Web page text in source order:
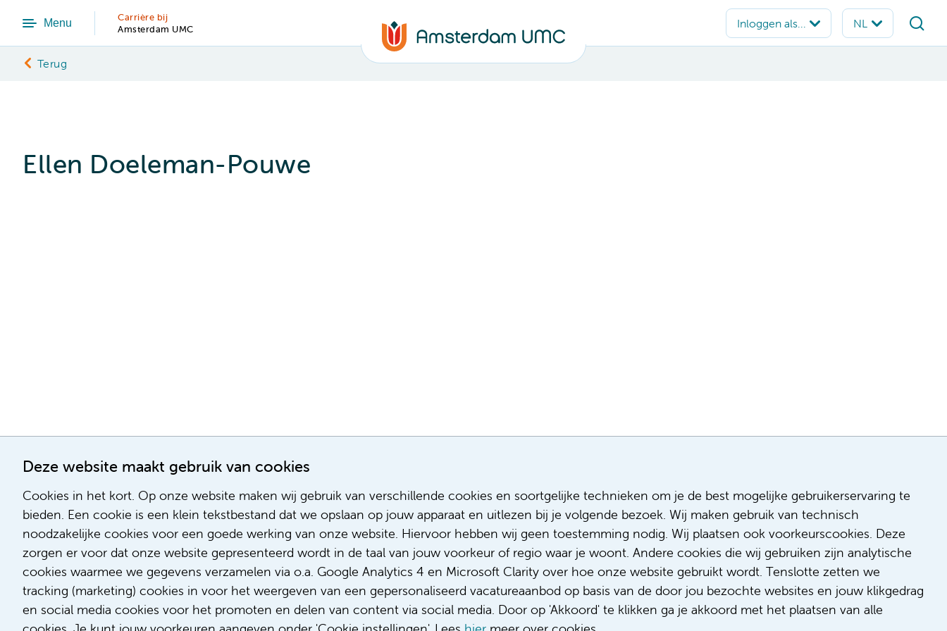
Deze website maakt gebruik van cookies
Cookies in het kort. Op onze website maken wij gebruik van verschillende cookies en soortgelijke technieken om je de best mogelijke gebruikerservaring te
bieden. Een cookie is een klein tekstbestand dat we opslaan op jouw apparaat en uitlezen bij je volgende bezoek. Wij maken gebruik van technisch
noodzakelijke cookies voor een goede werking van onze website. Hiervoor hebben wij geen toestemming nodig. Wij plaatsen ook voorkeurscookies. Deze
zorgen er voor dat onze website gepresenteerd wordt in de taal van jouw voorkeur of regio waar je woont. Andere cookies die wij gebruiken zijn analytische
cookies waarmee we gegevens verzamelen via o.a. Google Analytics 4 en Microsoft Clarity over hoe onze website gebruikt wordt. Tenslotte zetten we
tracking (marketing) cookies in voor het weergeven van een gepersonaliseerd vacatureaanbod op basis van de door jou bezochte websites en jouw klikgedrag
en social media cookies voor het promoten en delen van content via social media. Door op 'Akkoord' te klikken ga je akkoord met het plaatsen van alle
Menu
Carrière bij
Amsterdam UMC
Terug
Ellen Doeleman-Pouwe
Meest recente vacatures
Assistent infectiepreventie
Facilitair Coördinator
Adviseur (patiënten)voeding met een
focus op duurzame voeding
Fellow abdominale radiologie
Meer
Solliciteren
Over ons
Diversiteit & inclusie
Gedragscode
Klacht/feedback
Compliment/suggestie